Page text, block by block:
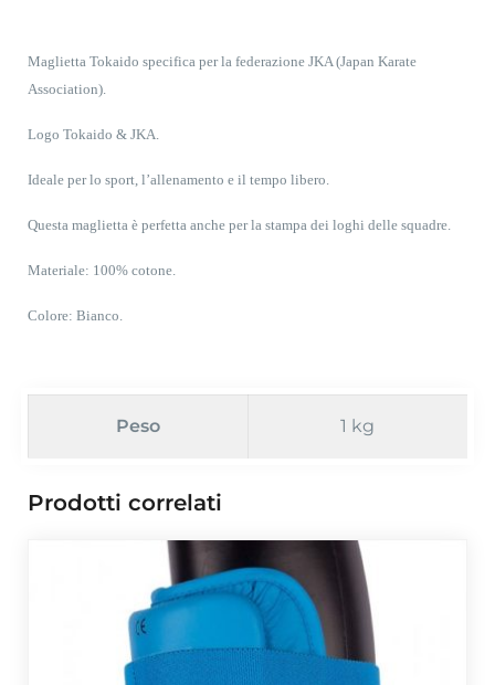
Maglietta Tokaido specifica per la federazione JKA (Japan Karate
Association).
Logo Tokaido & JKA.
Ideale per lo sport, l’allenamento e il tempo libero.
Questa maglietta è perfetta anche per la stampa dei loghi delle squadre.
Materiale: 100% cotone.
Colore: Bianco.
Peso 1 kg
Prodotti correlati